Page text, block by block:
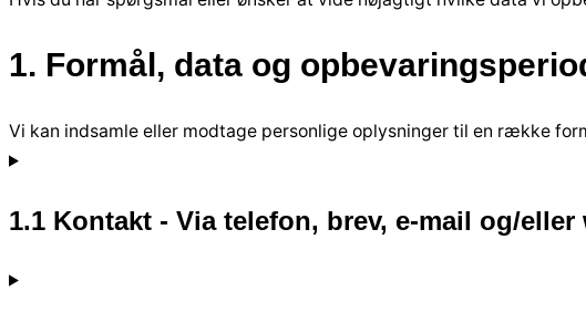
1. Formål, data og
Vi kan indsamle eller modtage personlige oplysninger til en række
1.1 Kontakt - Via telefon, brev, e-mail og/